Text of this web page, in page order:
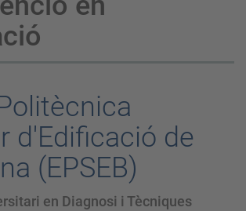
d'Edificació de
(EPSEB)
en Diagnosi i Tècniques